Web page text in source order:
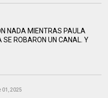
NADA MIENTRAS PAULA
SE ROBARON UN CANAL. Y
01, 2025